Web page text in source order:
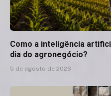
Como a inteligência
dia do agronegócio?
5 de agosto de 2026